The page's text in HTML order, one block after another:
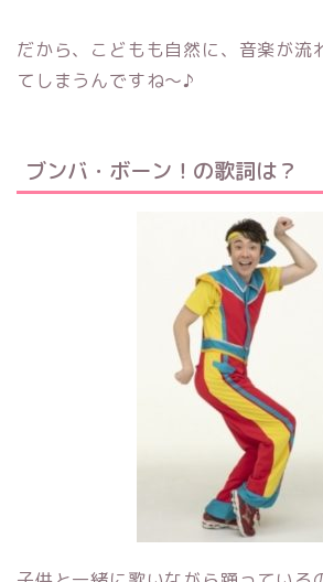
だから、こどもも自然に、音楽が流
てしまうんですね～♪
ブンバ・ボーン！の歌詞は？